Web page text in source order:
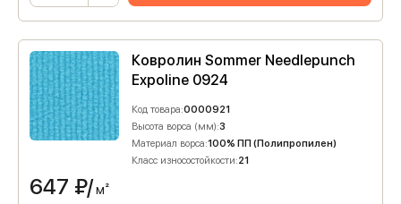
Ковролин Sommer Needlepunch
Expoline 0924
Код товара:0000921
Высота ворса (мм):3
Материал ворса:100% ПП (Полипропилен)
Класс износостойкости:21
647 ₽/м²